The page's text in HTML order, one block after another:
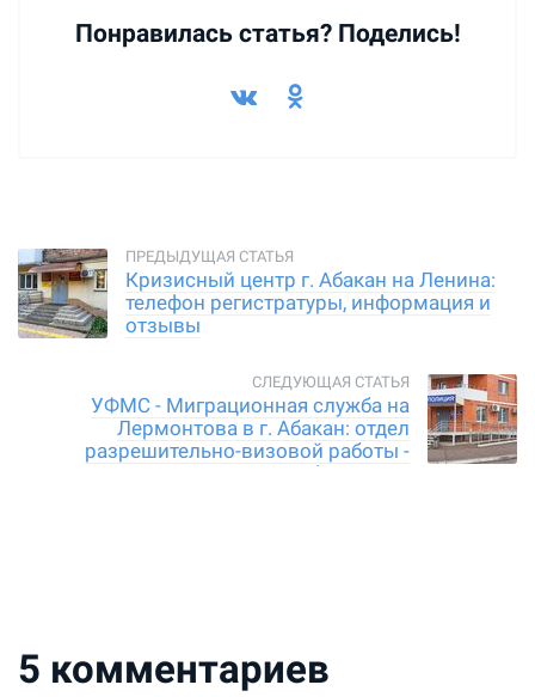
Понравилась статья? Поделись!
Кризисный центр г. Абакан на Ленина:
телефон регистратуры, информация и
отзывы
УФМС - Миграционная служба на
Лермонтова в г. Абакан: отдел
разрешительно-визовой работы -
информация
5 комментариев